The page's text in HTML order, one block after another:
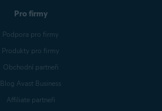
Pro firmy
Podpora pro firmy
Produkty pro firmy
Obchodní partneři
Blog Avast Business
Affiliate partneři